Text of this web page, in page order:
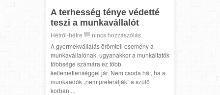
A terhesség ténye védetté
teszi a munkavállalót
Hétről-hétre
nincs hozzászólás
A gyermekvállalás örömteli esemény a
munkavállalónak, ugyanakkor a munkáltatók
többsége számára ez több
kellemetlenséggel jár. Nem csoda hát, ha a
munkaadók „nem preferálják” a szülő
korban ...